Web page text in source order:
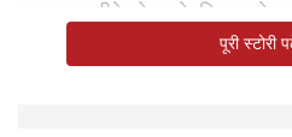
चरणबद्ध तरीके से इसके वितरण
बना रही है। योजना के अनुसार,
पूरी स्टोरी